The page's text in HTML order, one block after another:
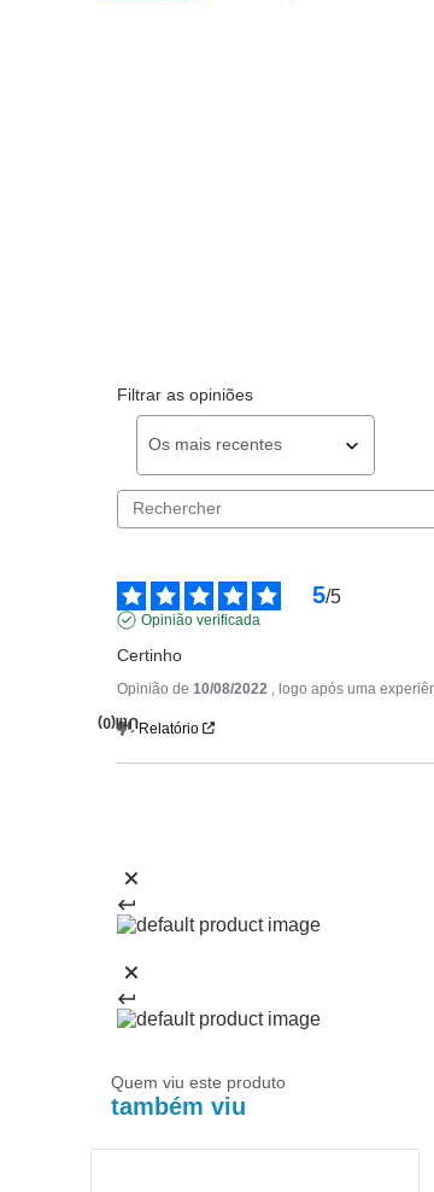
Filtrar as opiniões
5/5
Opinião verificada
Certinho
Opinião de 10/08/2022 , logo após uma
Útil
(0) Relatório
Quem viu este produto
também viu